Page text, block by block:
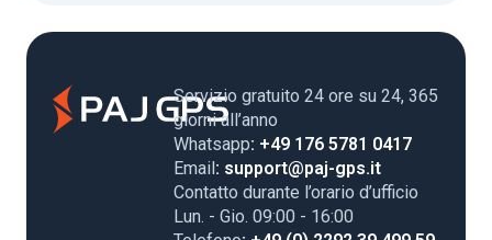
Servizio gratuito 24 ore su 24, 365
giorni all’anno
Whatsapp: +49 176 5781 0417
Email: support@paj-gps.it
Contatto durante l’orario d’ufficio
Lun. - Gio. 09:00 - 16:00